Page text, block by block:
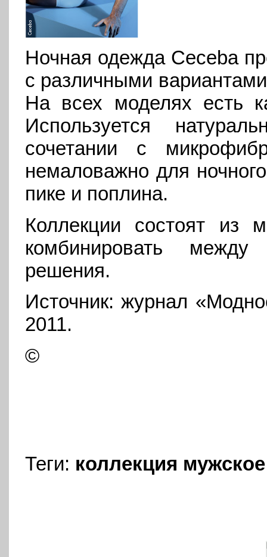
Ночная одежда Ceceba
с различными
На всех моделях есть
Используется
сочетании с
немаловажно для
пике и поплина.
Коллекции состоят из
комбинировать
решения.
Источник: журнал
2011.
©
Теги: коллекция